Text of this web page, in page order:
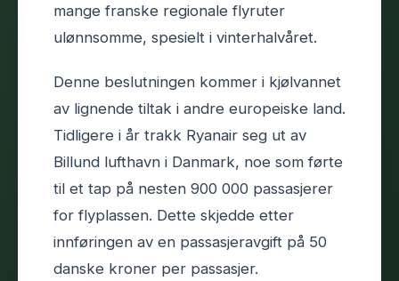
mange franske regionale flyruter
ulønnsomme, spesielt i vinterhalvåret.
Denne beslutningen kommer i kjølvannet
av lignende tiltak i andre europeiske land.
Tidligere i år trakk Ryanair seg ut av
Billund lufthavn i Danmark, noe som førte
til et tap på nesten 900 000 passasjerer
for flyplassen. Dette skjedde etter
innføringen av en passasjeravgift på 50
danske kroner per passasjer.